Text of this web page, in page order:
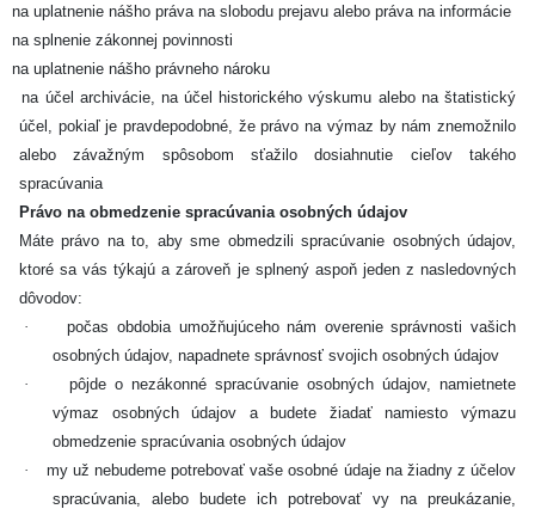
na uplatnenie nášho práva na slobodu prejavu alebo práva na informácie
na splnenie zákonnej povinnosti
na uplatnenie nášho právneho nároku
na účel archivácie, na účel historického výskumu alebo na štatistický
účel, pokiaľ je pravdepodobné, že právo na výmaz by nám znemožnilo
alebo závažným spôsobom sťažilo dosiahnutie cieľov takého
spracúvania
Právo na obmedzenie spracúvania osobných údajov
Máte právo na to, aby sme obmedzili spracúvanie osobných údajov,
ktoré sa vás týkajú a zároveň je splnený aspoň jeden z nasledovných
dôvodov:
·
počas obdobia umožňujúceho nám overenie správnosti vašich
osobných údajov, napadnete správnosť svojich osobných údajov
·
pôjde o nezákonné spracúvanie osobných údajov, namietnete
výmaz osobných údajov a budete žiadať namiesto výmazu
obmedzenie spracúvania osobných údajov
·
my už nebudeme potrebovať vaše osobné údaje na žiadny z účelov
spracúvania, alebo budete ich potrebovať vy na preukázanie,